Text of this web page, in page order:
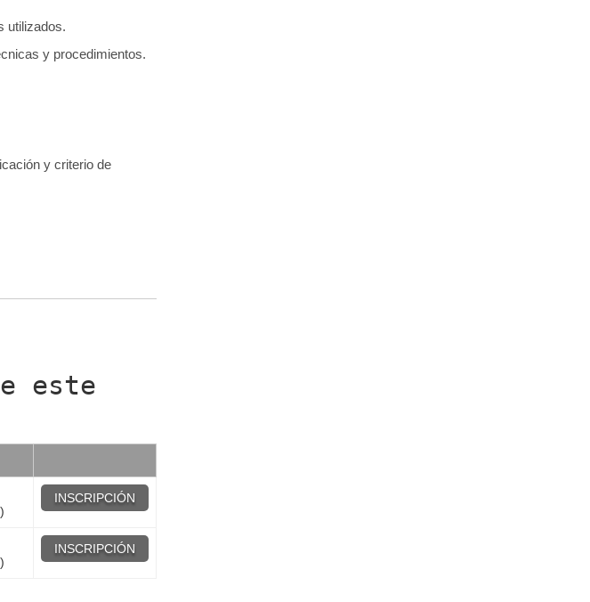
utilizados.
y procedimientos.
y criterio de
este
INSCRIPCIÓN
INSCRIPCIÓN